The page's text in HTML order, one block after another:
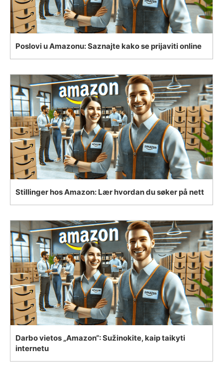
Poslovi u Amazonu: Saznajte kako se prijaviti online
Stillinger hos Amazon: Lær hvordan du søker på nett
Darbo vietos „Amazon“: Sužinokite, kaip taikyti
internetu